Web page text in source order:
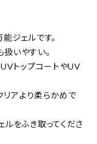
ジェルです。
いやすい。
トップコートやUV
リアより柔らかめで
をふき取ってくださ